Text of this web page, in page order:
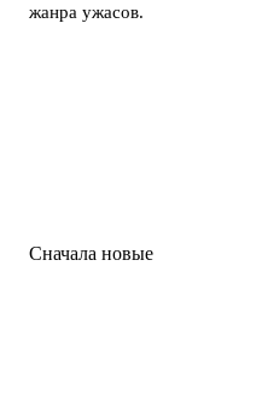
жанра ужасов.
Сначала новые